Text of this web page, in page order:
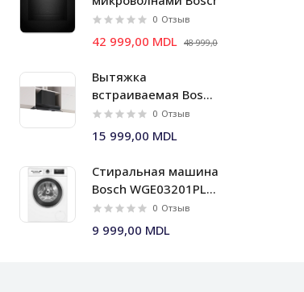
HMG778NB1 Серия I 8
0 Отзыв
42 999,00 MDL 48 999,00 MDL
Вытяжка
встраиваемая Bosch
DBB67DP60, 699
m³/h, 60 см, черный
0 Отзыв
15 999,00 MDL
Стиральная машина
Bosch WGE03201PL 8
кг 1200 об/мин.
Серия I 4
0 Отзыв
9 999,00 MDL